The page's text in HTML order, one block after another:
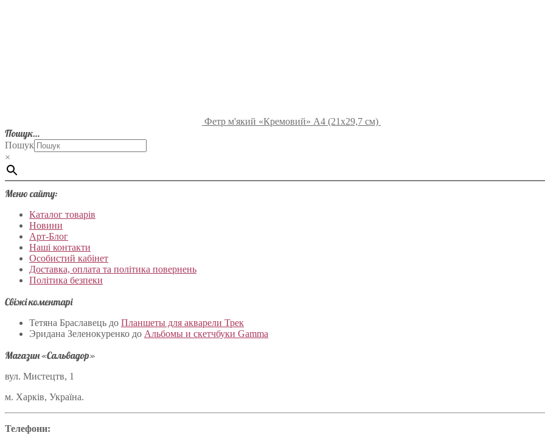
Фетр м'який «Кремовий» А4 (21х29,7 см)
Пошук…
Пошук
×
Меню сайту:
Каталог товарів
Новини
Арт-Блог
Наші контакти
Особистий кабінет
Доставка, оплата та політика повернень
Політика безпеки
Свіжі коментарі
Тетяна Браславець до Планшеты для акварели Трек
Эридана Зеленокуренко до Альбомы и скетчбуки Gamma
Магазин «Сальвадор»
вул. Мистецтв, 1
м. Харків, Україна.
Телефони: